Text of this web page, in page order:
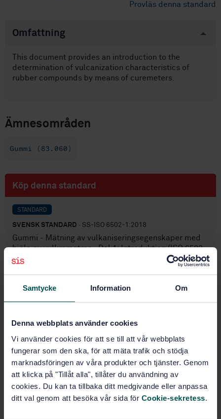
Samtycke Information Om
Denna webbplats använder cookies
Vi använder cookies för att se till att vår webbplats
fungerar som den ska, för att mäta trafik och stödja
marknadsföringen av våra produkter och tjänster. Genom
att klicka på "Tillåt alla", tillåter du användning av
cookies. Du kan ta tillbaka ditt medgivande eller anpassa
ditt val genom att besöka vår sida för Cookie-sekretess.
Provläs denna standard
Omfattning
This document provides an introduction to the
determination of vulcanization characteristics of
rubber compounds by means of curemeters.
Ämnesområden
Gummi (83.060)
Köp denna standard
STANDARD
SVENSK STANDARD · SS-ISO 6502-1:2018
Gummi - Mätning av vulkaniseringsegenskaper med
hjälp av vulkrometrar - Del 1: Introduktion (ISO 6502-
1:2018, IDT)
Pris:943 SEK
Fler alternativ
Produktinformation